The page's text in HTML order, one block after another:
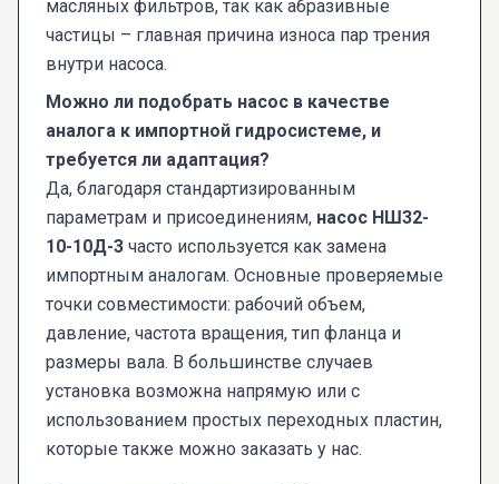
масляных фильтров, так как абразивные
частицы – главная причина износа пар трения
внутри насоса.
Можно ли подобрать насос в качестве
аналога к импортной гидросистеме, и
требуется ли адаптация?
Да, благодаря стандартизированным
параметрам и присоединениям, насос НШ32-
10-10Д-3 часто используется как замена
импортным аналогам. Основные проверяемые
точки совместимости: рабочий объем,
давление, частота вращения, тип фланца и
размеры вала. В большинстве случаев
установка возможна напрямую или с
использованием простых переходных пластин,
которые также можно заказать у нас.